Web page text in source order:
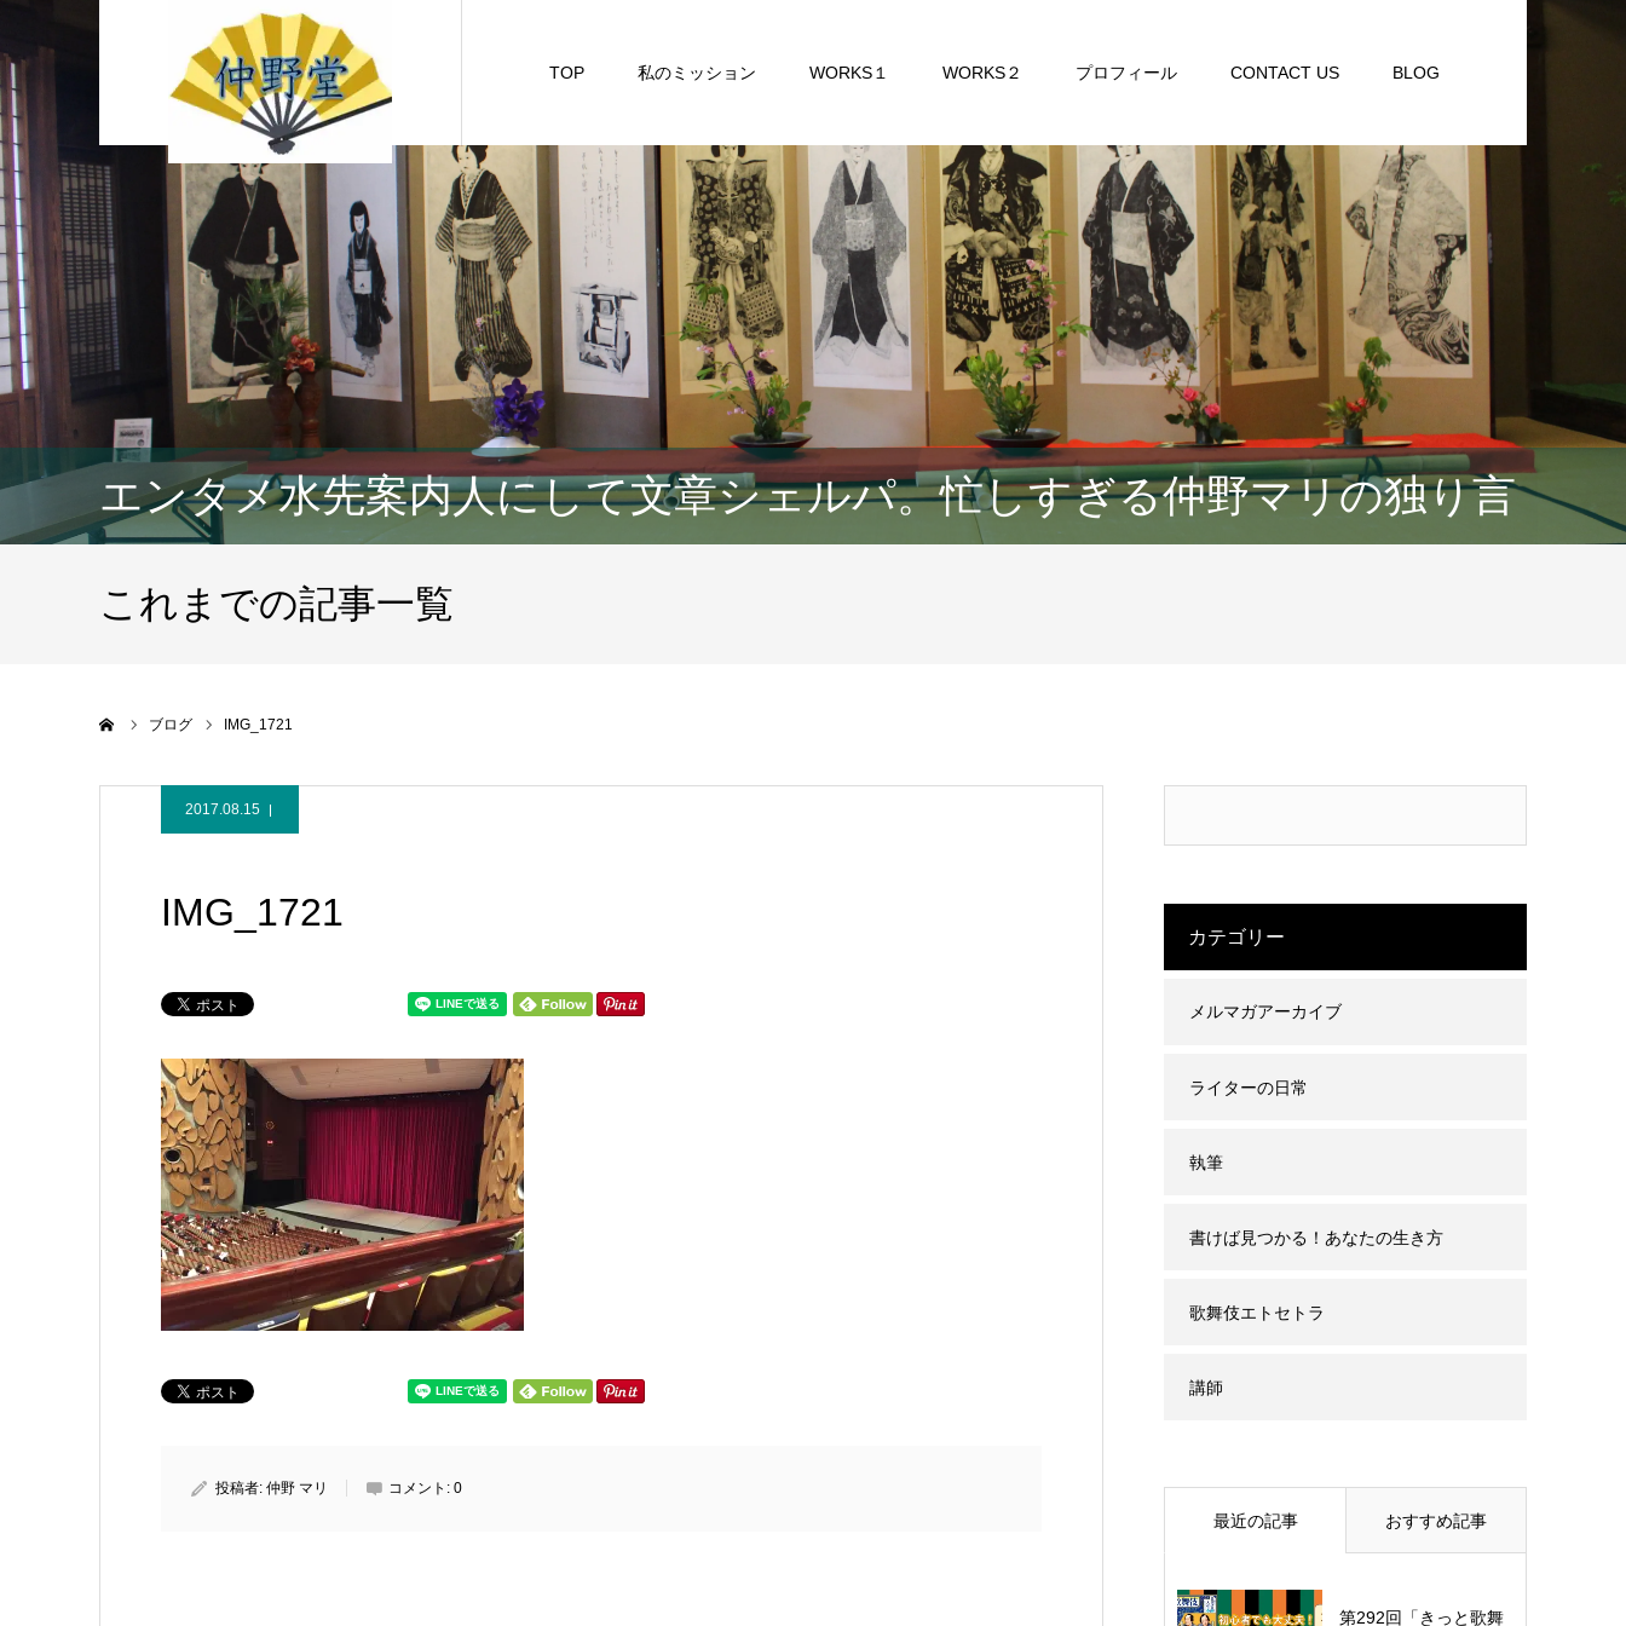
TOP 私のミッション WORKS１ WORKS２ プロフィール CONTACT US BLOG
エンタメ水先案内人にして文章シェルパ。忙しすぎる仲野マリの独り言
これまでの記事一覧
ブログ IMG_1721
2017.08.15
IMG_1721
投稿者: 仲野 マリ コメント: 0
カテゴリー
メルマガアーカイブ
ライターの日常
執筆
書けば見つかる！あなたの生き方
歌舞伎エトセトラ
講師
最近の記事 おすすめ記事
第292回「きっと歌舞